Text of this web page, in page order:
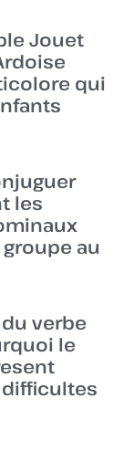
Jouet
qui
les
au
verbe
le